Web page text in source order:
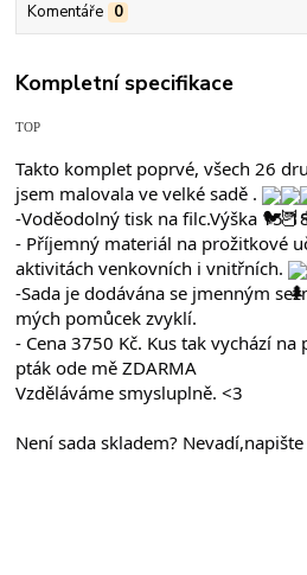
Komentáře 0
Kompletní specifikace
TOP
Takto komplet poprvé, všech 26
jsem malovala ve velké sadě .
-Voděodolný tisk na filc.Výška 15-
- Příjemný materiál na prožitkové
aktivitách venkovních i vnitřních.
-Sada je dodávána se jmenným
mých pomůcek zvyklí.
- Cena 3750 Kč. Kus tak vychází
pták ode mě ZDARMA
Vzděláváme smysluplně. <3
Není sada skladem?